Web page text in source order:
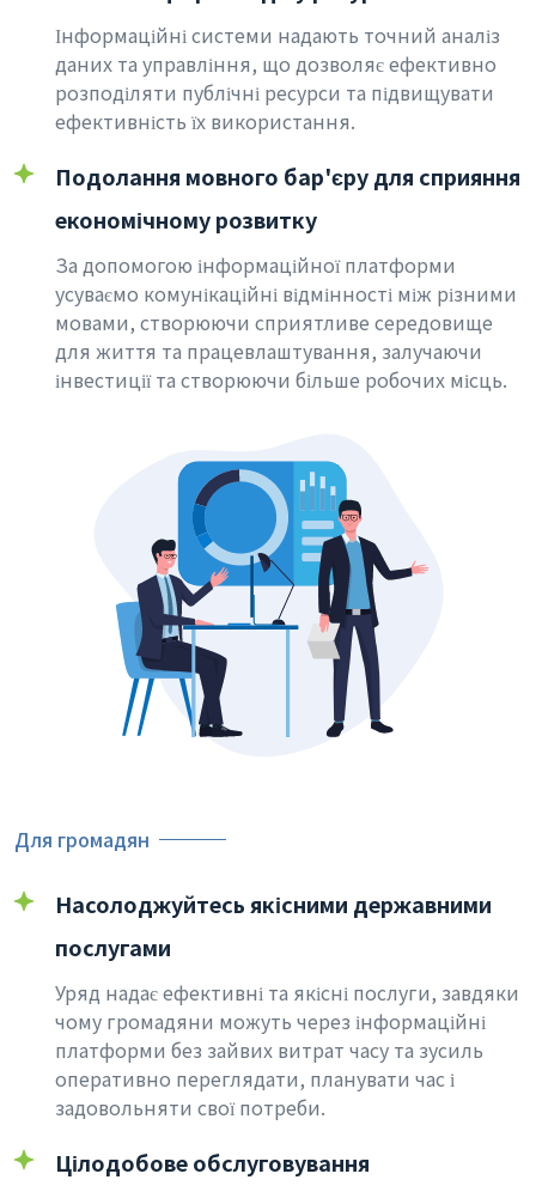
Інформаційні системи надають точний аналіз
даних та управління, що дозволяє ефективно
розподіляти публічні ресурси та підвищувати
ефективність їх використання.
Подолання мовного бар'єру для сприяння
економічному розвитку
За допомогою інформаційної платформи
усуваємо комунікаційні відмінності між різними
мовами, створюючи сприятливе середовище
для життя та працевлаштування, залучаючи
інвестиції та створюючи більше робочих місць.
Для громадян
Насолоджуйтесь якісними державними
послугами
Уряд надає ефективні та якісні послуги, завдяки
чому громадяни можуть через інформаційні
платформи без зайвих витрат часу та зусиль
оперативно переглядати, планувати час і
задовольняти свої потреби.
Цілодобове обслуговування